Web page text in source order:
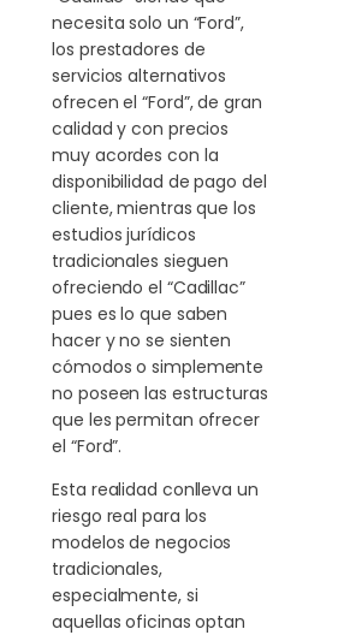
necesita solo un “Ford”,
los prestadores de
servicios alternativos
ofrecen el “Ford”, de gran
calidad y con precios
muy acordes con la
disponibilidad de pago del
cliente, mientras que los
estudios jurídicos
tradicionales sieguen
ofreciendo el “Cadillac”
pues es lo que saben
hacer y no se sienten
cómodos o simplemente
no poseen las estructuras
que les permitan ofrecer
el “Ford”.
Esta realidad conlleva un
riesgo real para los
modelos de negocios
tradicionales,
especialmente, si
aquellas oficinas optan